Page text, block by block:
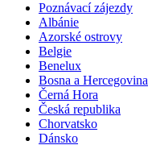
Poznávací zájezdy
Albánie
Azorské ostrovy
Belgie
Benelux
Bosna a Hercegovina
Černá Hora
Česká republika
Chorvatsko
Dánsko